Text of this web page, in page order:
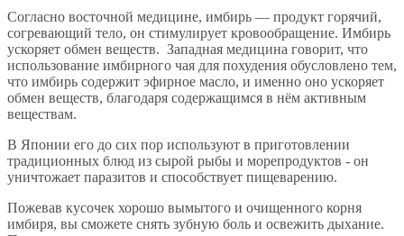
Согласно восточной медицине, имбирь — продукт горячий,
согревающий тело, он стимулирует кровообращение. Имбирь
ускоряет обмен веществ. Западная медицина говорит, что
использование имбирного чая для похудения обусловлено тем,
что имбирь содержит эфирное масло, и именно оно ускоряет
обмен веществ, благодаря содержащимся в нём активным
веществам.
В Японии его до сих пор используют в приготовлении
традиционных блюд из сырой рыбы и морепродуктов - он
уничтожает паразитов и способствует пищеварению.
Пожевав кусочек хорошо вымытого и очищенного корня
имбиря, вы сможете снять зубную боль и освежить дыхание.